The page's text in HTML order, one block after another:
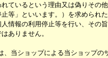
ているという理由又は偽りその
等」といいます。）を求められ
情報の利用停止等を行い、その旨
ありません。
、当ショップによる当ショップの